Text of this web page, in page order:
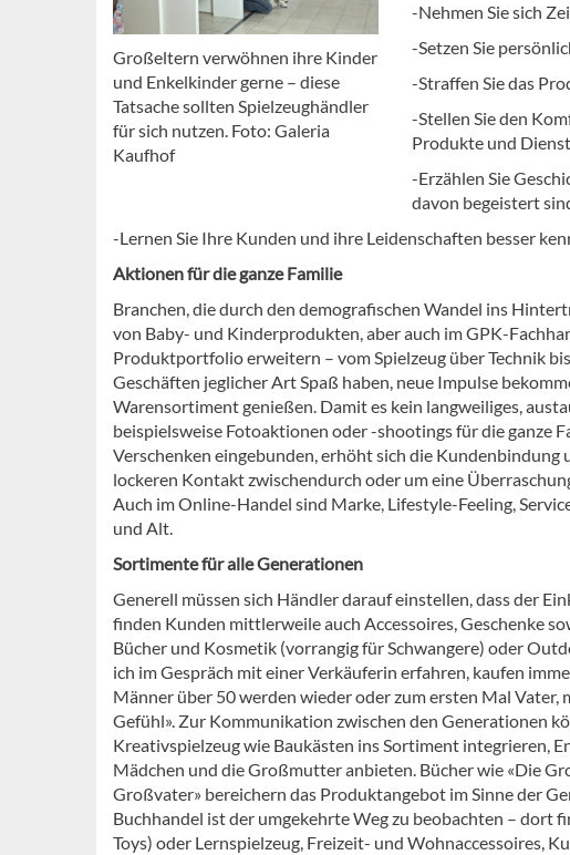
Großeltern verwöhnen ihre Kinder
und Enkelkinder gerne – diese
Tatsache sollten Spielzeughändler
für sich nutzen. Foto: Galeria
Kaufhof
-Nehmen Sie sich
-Setzen Sie
-Straffen Sie das
-Stellen Sie den
Produkte und
-Erzählen Sie
davon begeistert
-Lernen Sie Ihre Kunden und ihre Leidenschaften besser
Aktionen für die ganze Familie
Branchen, die durch den demografischen Wandel ins
von Baby- und Kinderprodukten, aber auch im GPK-
Produktportfolio erweitern – vom Spielzeug über Technik
Geschäften jeglicher Art Spaß haben, neue Impulse
Warensortiment genießen. Damit es kein langweiliges,
beispielsweise Fotoaktionen oder -shootings für die ganze
Verschenken eingebunden, erhöht sich die
lockeren Kontakt zwischendurch oder um eine
Auch im Online-Handel sind Marke, Lifestyle-Feeling,
und Alt.
Sortimente für alle Generationen
Generell müssen sich Händler darauf einstellen, dass der
finden Kunden mittlerweile auch Accessoires, Geschenke
Bücher und Kosmetik (vorrangig für Schwangere) oder
ich im Gespräch mit einer Verkäuferin erfahren, kaufen
Männer über 50 werden wieder oder zum ersten Mal
Gefühl». Zur Kommunikation zwischen den Generationen
Kreativspielzeug wie Baukästen ins Sortiment integrieren,
Mädchen und die Großmutter anbieten. Bücher wie «Die
Großvater» bereichern das Produktangebot im Sinne der
Buchhandel ist der umgekehrte Weg zu beobachten – dort
Toys) oder Lernspielzeug, Freizeit- und Wohnaccessoires,